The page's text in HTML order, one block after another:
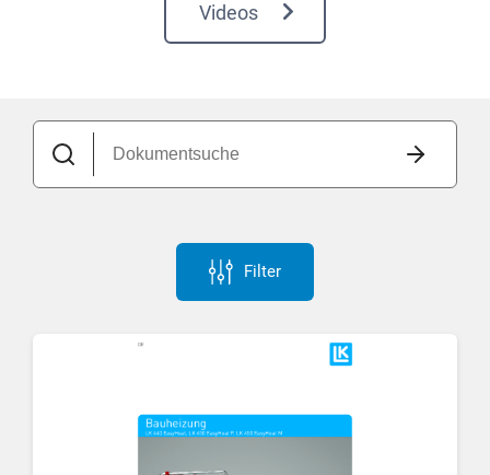
Videos
Filter